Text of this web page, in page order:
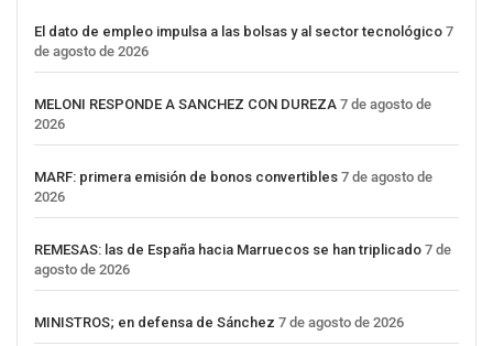
El dato de empleo impulsa a las bolsas y al sector tecnológico 7
de agosto de 2026
MELONI RESPONDE A SANCHEZ CON DUREZA 7 de agosto de
2026
MARF: primera emisión de bonos convertibles 7 de agosto de
2026
REMESAS: las de España hacia Marruecos se han triplicado 7 de
agosto de 2026
MINISTROS; en defensa de Sánchez 7 de agosto de 2026